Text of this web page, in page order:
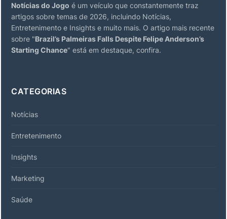
Notícias do Jogo é um veículo que constantemente traz
artigos sobre temas de 2026, incluindo Notícias,
Entretenimento e Insights e muito mais. O artigo mais recente
sobre "Brazil’s Palmeiras Falls Despite Felipe Anderson’s
Starting Chance" está em destaque, confira.
CATEGORIAS
Notícias
Entretenimento
Insights
Marketing
Saúde